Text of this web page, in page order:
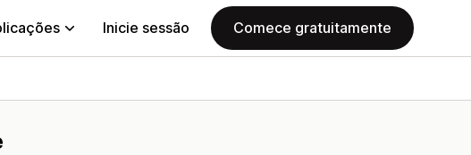
Inicie sessão Comece gratuitamente